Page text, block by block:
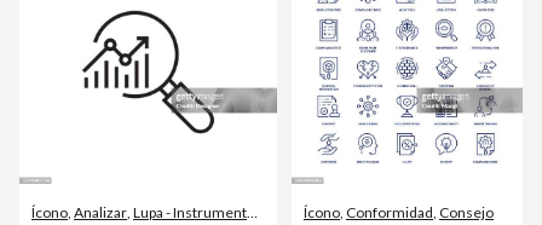
Ícono, Analizar, Lupa - Instrumento óptico Ícono, Conformidad, Consejo